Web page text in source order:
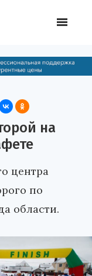
на
центра
по
области.